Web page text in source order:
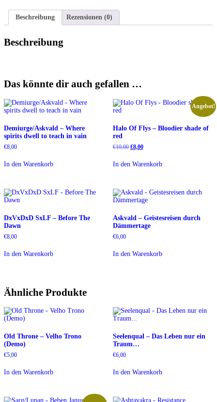
Beschreibung
Rezensionen (0)
Beschreibung
Das könnte dir auch gefallen …
Demiurge/Askvald – Where
spirits dwell to teach in vain
€8,00
In den Warenkorb
Angebot!
Halo Of Flys – Bloodier shade of
red
€10,00 Ursprünglicher
war:
€10,00
€8,00Aktueller
€8,00.
In den Warenkorb
DxVxDxD SxLF – Before The
Dawn
€8,00
In den Warenkorb
Askvald – Geistesreisen durch
Dämmertage
€6,00
In den Warenkorb
Ähnliche Produkte
Old Throne – Velho Trono
(Demo)
€5,00
In den Warenkorb
Seelenqual – Das Leben nur ein
Traum…
€6,00
In den Warenkorb